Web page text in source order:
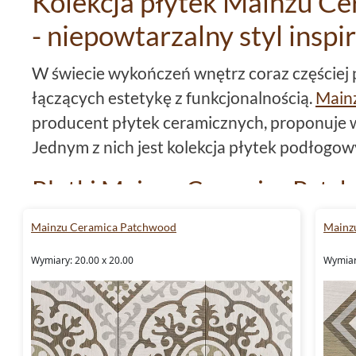
- niepowtarzalny styl
W świecie wykończeń wnętrz coraz częściej
łączących estetykę z funkcjonalnością.
producent płytek ceramicznych, proponuje
Jednym z nich jest kolekcja płytek
Płytki Mainzu Ceramica
design w formacie płytki
Kolekcja płytek
Mainzu Ceramica
unikalnym designem inspirowanym naturą.
pięknem drewna, nie martwiąc się o jego
wykonane zgresu, który jest niezwykle
Mainzu Ceramica Patchwood
Wymiary: 20.00 x 20.00